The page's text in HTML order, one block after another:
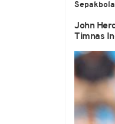
John
Timnas